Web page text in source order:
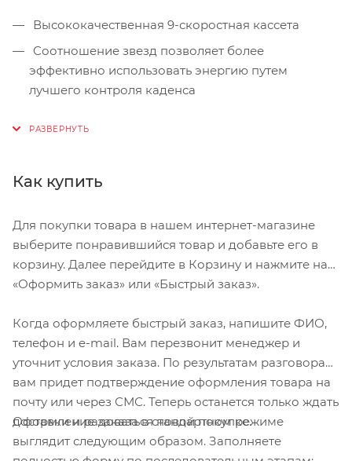
Высококачественная 9-скоростная кассета
Cоотношение звезд позволяет более
эффективно использовать энергию путем
лучшего контроля каденса
потери жесткости •
Набор звезд 11-32 зубьев
Как купить
Для покупки товара в нашем интернет-магазине
выберите понравившийся товар и добавьте его в
корзину. Далее перейдите в Корзину и нажмите на
«Оформить заказ» или «Быстрый заказ».
Когда оформляете быстрый заказ, напишите ФИО,
телефон и e-mail. Вам перезвонит менеджер и
уточнит условия заказа. По результатам разговора
вам придет подтверждение оформления товара на
почту или через СМС. Теперь останется только ждать
доставки и радоваться новой покупке.
Оформление заказа в стандартном режиме
выглядит следующим образом. Заполняете